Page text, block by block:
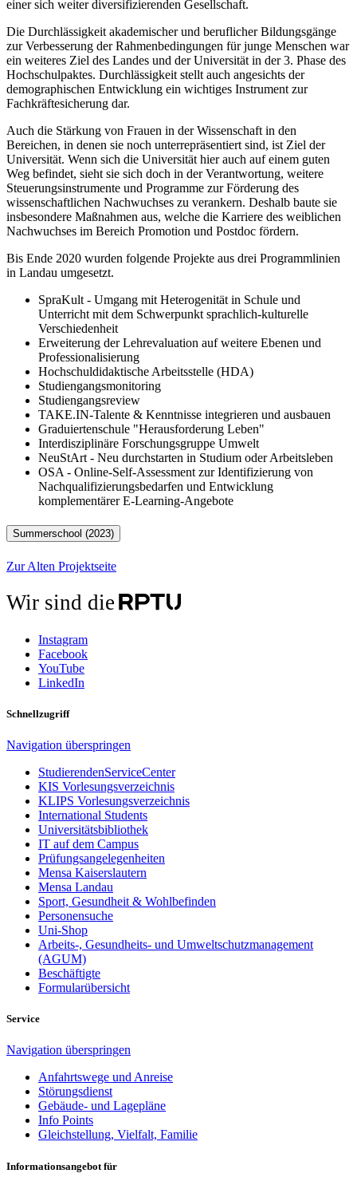
einer sich weiter diversifizierenden Gesellschaft.
Die Durchlässigkeit akademischer und beruflicher Bildungsgänge
zur Verbesserung der Rahmenbedingungen für junge Menschen war
ein weiteres Ziel des Landes und der Universität in der 3. Phase des
Hochschulpaktes. Durchlässigkeit stellt auch angesichts der
demographischen Entwicklung ein wichtiges Instrument zur
Fachkräftesicherung dar.
Auch die Stärkung von Frauen in der Wissenschaft in den
Bereichen, in denen sie noch unterrepräsentiert sind, ist Ziel der
Universität. Wenn sich die Universität hier auch auf einem guten
Weg befindet, sieht sie sich doch in der Verantwortung, weitere
Steuerungsinstrumente und Programme zur Förderung des
wissenschaftlichen Nachwuchses zu verankern. Deshalb baute sie
insbesondere Maßnahmen aus, welche die Karriere des weiblichen
Nachwuchses im Bereich Promotion und Postdoc fördern.
Bis Ende 2020 wurden folgende Projekte aus drei Programmlinien
in Landau umgesetzt.
SpraKult - Umgang mit Heterogenität in Schule und
Unterricht mit dem Schwerpunkt sprachlich-kulturelle
Verschiedenheit
Erweiterung der Lehrevaluation auf weitere Ebenen und
Professionalisierung
Hochschuldidaktische Arbeitsstelle (HDA)
Studiengangsmonitoring
Studiengangsreview
TAKE.IN-Talente & Kenntnisse integrieren und ausbauen
Graduiertenschule "Herausforderung Leben"
Interdisziplinäre Forschungsgruppe Umwelt
NeuStArt - Neu durchstarten in Studium oder Arbeitsleben
OSA - Online-Self-Assessment zur Identifizierung von
Nachqualifizierungsbedarfen und Entwicklung
komplementärer E-Learning-Angebote
Summerschool (2023)
Zur Alten Projektseite
Wir sind die
Instagram
Facebook
YouTube
LinkedIn
Schnellzugriff
Navigation überspringen
StudierendenServiceCenter
KIS Vorlesungsverzeichnis
KLIPS Vorlesungsverzeichnis
International Students
Universitätsbibliothek
IT auf dem Campus
Prüfungsangelegenheiten
Mensa Kaiserslautern
Mensa Landau
Sport, Gesundheit & Wohlbefinden
Personensuche
Uni-Shop
Arbeits-, Gesundheits- und Umweltschutzmanagement
(AGUM)
Beschäftigte
Formularübersicht
Service
Navigation überspringen
Anfahrtswege und Anreise
Störungsdienst
Gebäude- und Lagepläne
Info Points
Gleichstellung, Vielfalt, Familie
Informationsangebot für